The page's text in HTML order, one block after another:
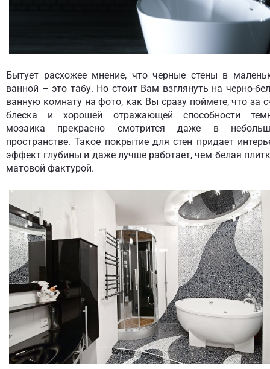
Бытует расхожее мнение, что черные стены в
ванной – это табу. Но стоит Вам взглянуть на черно-
ванную комнату на фото, как Вы сразу поймете, что за
блеска и хорошей отражающей способности
мозаика прекрасно смотрится даже в
пространстве. Такое покрытие для стен придает
эффект глубины и даже лучше работает, чем белая
матовой фактурой.